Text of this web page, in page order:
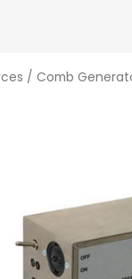
/ Comb